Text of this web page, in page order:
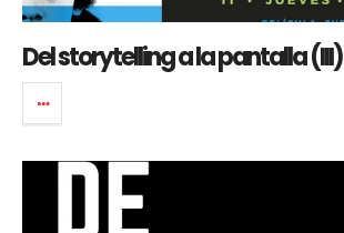
Del storytelling a la pantalla (III)